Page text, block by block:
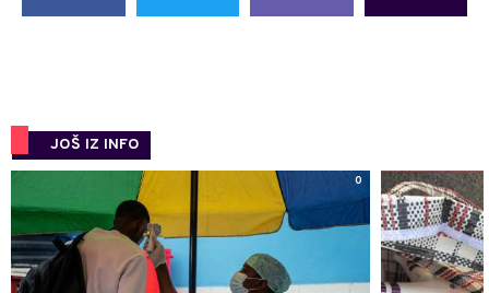
JOŠ IZ INFO
0